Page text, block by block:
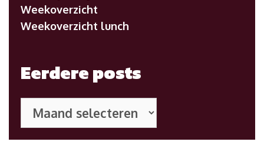
Weekoverzicht
Weekoverzicht lunch
Eerdere posts
posts